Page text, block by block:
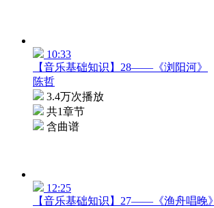
10:33
【音乐基础知识】28——《浏阳河》
陈哲
3.4万次播放
共1章节
含曲谱
12:25
【音乐基础知识】27——《渔舟唱晚》